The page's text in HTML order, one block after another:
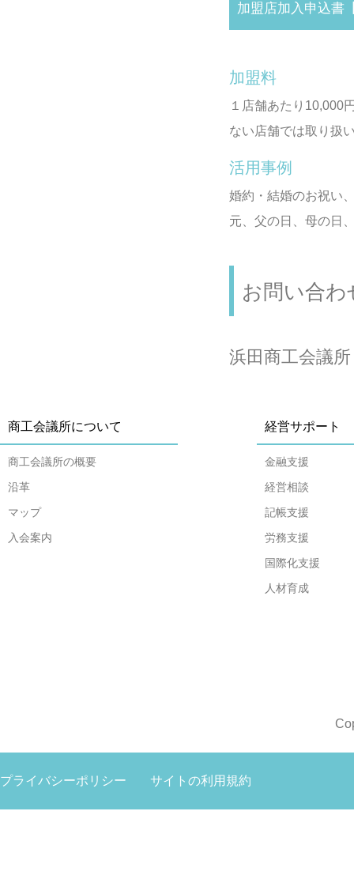
加盟店加入申込書
加盟料
１店舗あたり10,000
ない店舗では取り扱
活用事例
婚約・結婚のお祝い
元、父の日、母の日
お問い合わ
浜田商工会議
商工会議所について
商工会議所の概要
沿革
マップ
入会案内
経営サポート
金融支援
経営相談
記帳支援
労務支援
国際化支援
人材育成
プライバシーポリシー サイトの利用規約